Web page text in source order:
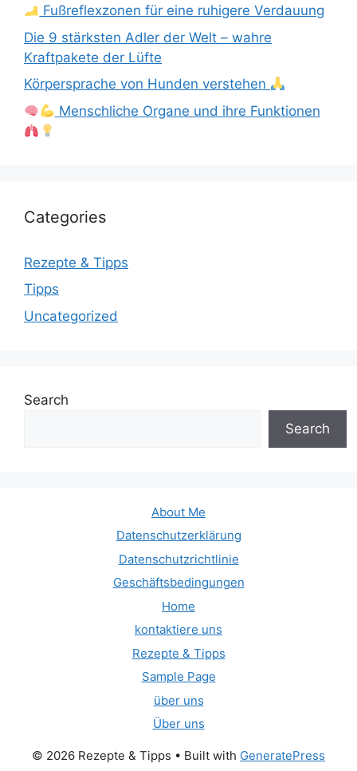
Fußreflexzonen für eine ruhigere Verdauung
Die 9 stärksten Adler der Welt – wahre
Kraftpakete der Lüfte
Körpersprache von Hunden verstehen
Menschliche Organe und ihre Funktionen
Categories
Rezepte & Tipps
Tipps
Uncategorized
Search
Search
About Me
Datenschutzerklärung
Datenschutzrichtlinie
Geschäftsbedingungen
Home
kontaktiere uns
Rezepte & Tipps
Sample Page
über uns
Über uns
© 2026 Rezepte & Tipps • Built with GeneratePress